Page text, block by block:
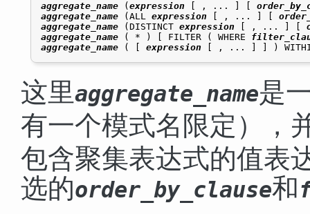
aggregate_name ( expression [ , ... ] [
aggregate_name (ALL expression [ , ... ] [
aggregate_name (DISTINCT expression [ , ... ] [
aggregate_name ( * ) [ FILTER ( WHERE
aggregate_name ( [ expression [ , ... ] ] ) WITHIN
这里aggregate_name是
有一个模式名限定），
包含聚集表达式的值表
选的order_by_clause和